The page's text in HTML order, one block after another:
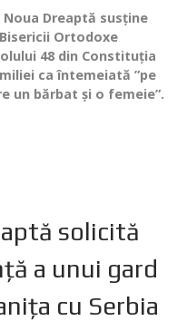
Dreaptă susţine
Ortodoxe
48 din Constituţia
ca întemeiată ”pe
un bărbat şi o femeie”.
solicită
a unui gard
cu Serbia